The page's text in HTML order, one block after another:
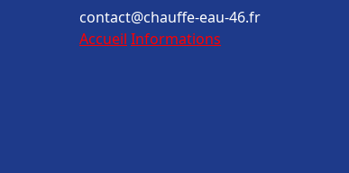
contact@chauffe-eau-46.fr
Accueil Informations